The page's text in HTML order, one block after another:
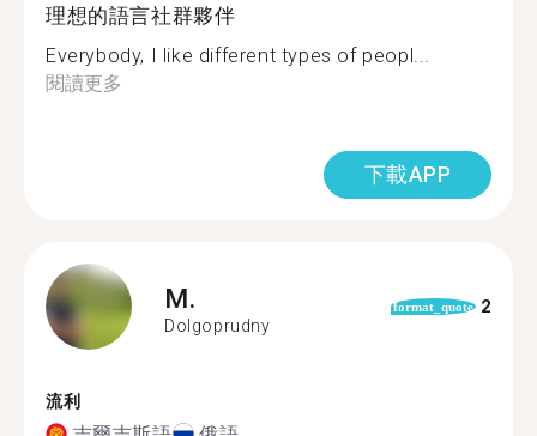
理想的語言社群夥伴
Everybody, I like different types of peopl...
閱讀更多
下載APP
M.
Dolgoprudny
format_quote 2
流利